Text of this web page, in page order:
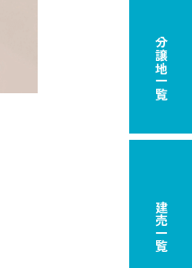
分譲地一覧
建売一覧